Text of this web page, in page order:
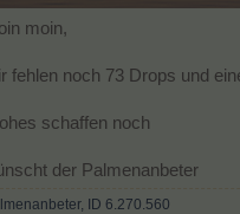
moin,
fehlen noch 73 Drops und
schaffen noch
der Palmenanbeter
ID 6.270.560